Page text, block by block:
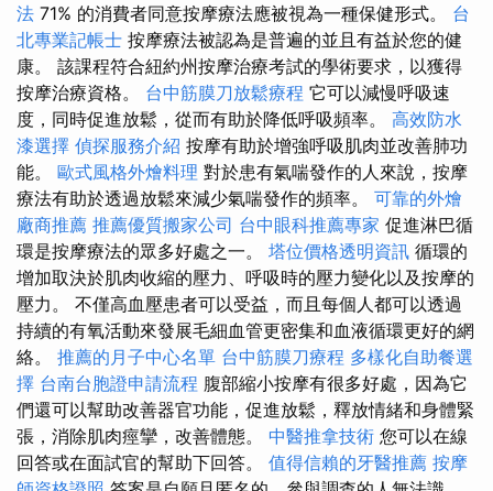
法 71% 的消費者同意按摩療法應被視為一種保健形式。 台
北專業記帳士 按摩療法被認為是普遍的並且有益於您的健
康。 該課程符合紐約州按摩治療考試的學術要求，以獲得
按摩治療資格。 台中筋膜刀放鬆療程 它可以減慢呼吸速
度，同時促進放鬆，從而有助於降低呼吸頻率。 高效防水
漆選擇 偵探服務介紹 按摩有助於增強呼吸肌肉並改善肺功
能。 歐式風格外燴料理 對於患有氣喘發作的人來說，按摩
療法有助於透過放鬆來減少氣喘發作的頻率。 可靠的外燴
廠商推薦 推薦優質搬家公司 台中眼科推薦專家 促進淋巴循
環是按摩療法的眾多好處之一。 塔位價格透明資訊 循環的
增加取決於肌肉收縮的壓力、呼吸時的壓力變化以及按摩的
壓力。 不僅高血壓患者可以受益，而且每個人都可以透過
持續的有氧活動來發展毛細血管更密集和血液循環更好的網
絡。 推薦的月子中心名單 台中筋膜刀療程 多樣化自助餐選
擇 台南台胞證申請流程 腹部縮小按摩有很多好處，因為它
們還可以幫助改善器官功能，促進放鬆，釋放情緒和身體緊
張，消除肌肉痙攣，改善體態。 中醫推拿技術 您可以在線
回答或在面試官的幫助下回答。 值得信賴的牙醫推薦 按摩